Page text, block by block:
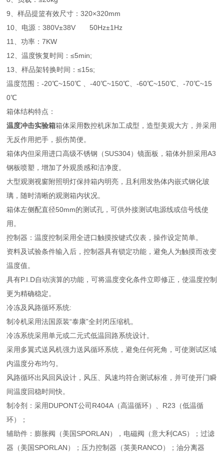
9、样品提篮有效尺寸：320×320mm
10、电源：380V±38V 50Hz±1Hz
11、功率：7KW
12、温度恢复时间：≤5min;
13、样品架转换时间：≤15s;
温度范围：-20℃~150℃ 、-40℃~150℃、-60℃~150℃、-70℃~15
0℃
箱体结构特点：
温度冲击实验箱箱体采用数控机床加工成型，造型美观大方，并采用
无反作用把手，损伤简便。
箱体内但采用进口高级不锈钢（SUS304）镜面板，箱体外胆采用A3
钢板喷塑，增加了外观质感和洁净度。
大型观测视窗附照明灯保持箱内明亮，且利用发热体内嵌式钢化玻
璃，随时清晰的观测箱内状况。
箱体左侧配直径50mm的测试孔，可供外接测试电源线或信号线使
用。
控制器：温度控制采用全进口触摸按键式仪表，操作设定简单。
资料及试验条件输入后，控制器具有锁定功能，避免人为触摸而改变
温度值。
具有P.I.D自动演算的功能，可将温度变化条件立即修正，使温度控制
更为精确稳定。
冷冻及风路循环系统:
制冷机采用法国原装“泰康”全封闭压缩机。
冷冻系统采用单元或二元式低温回路系统设计。
采用多翼式送风机强力送风循环系统，避免任何死角，可使测试区域
内温度分布均匀。
风路循环出风回风设计，风压、风速均符合测试标准，并可使开门瞬
间温度回稳时间快。
制冷剂：采用DUPONT公司R404A（高温循环）、R23（低温循
环）；
辅助件：膨胀阀（美国SPORLAN），电磁阀（意大利CAS）；过滤
器（美国SPORLAN）；压力控制器（英美RANCO）；油分离器